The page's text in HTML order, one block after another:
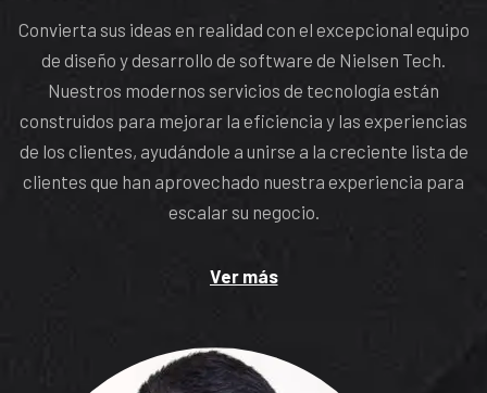
Convierta sus ideas en realidad con el excepcional equipo
de diseño y desarrollo de software de Nielsen Tech.
Nuestros modernos servicios de tecnología están
construidos para mejorar la eficiencia y las experiencias
de los clientes, ayudándole a unirse a la creciente lista de
clientes que han aprovechado nuestra experiencia para
escalar su negocio.
Ver más